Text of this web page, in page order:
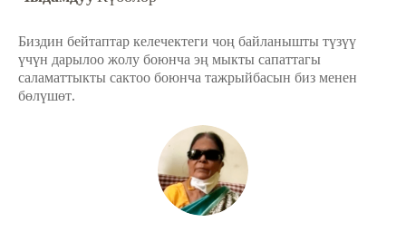
Биздин бейтаптар келечектеги чоң байланышты түзүү
үчүн дарылоо жолу боюнча эң мыкты сапаттагы
саламаттыкты сактоо боюнча тажрыйбасын биз менен
бөлүшөт.